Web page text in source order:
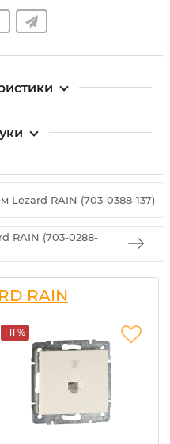
Lezard RAIN (703-0388-137)
RAIN (703-0288-
RAIN
-11 %